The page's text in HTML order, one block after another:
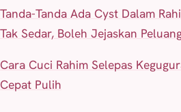
Tanda-Tanda Ada Cyst Dalam
Tak Sedar, Boleh Jejaskan
Cara Cuci Rahim Selepas
Cepat Pulih